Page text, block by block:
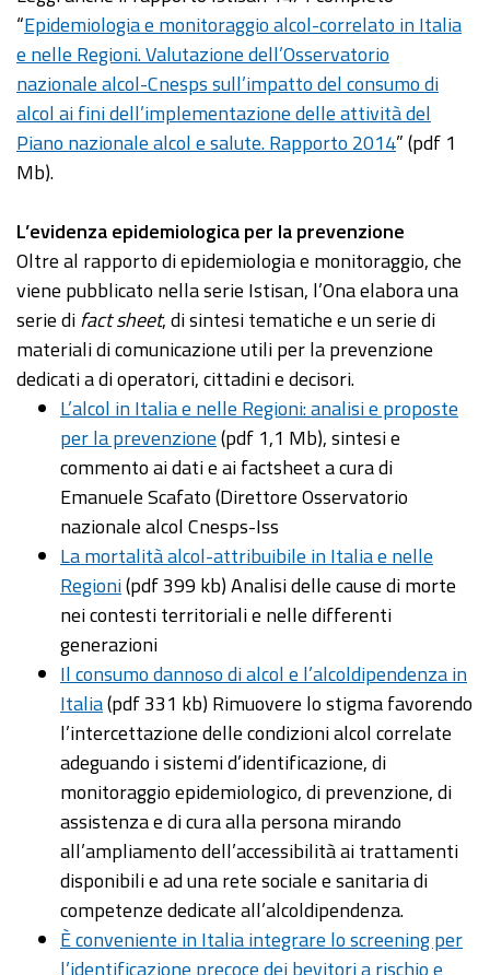
“Epidemiologia e monitoraggio alcol-correlato in Italia
e nelle Regioni. Valutazione dell’Osservatorio
nazionale alcol-Cnesps sull’impatto del consumo di
alcol ai fini dell’implementazione delle attività del
Piano nazionale alcol e salute. Rapporto 2014” (pdf 1
Mb).
L’evidenza epidemiologica per la prevenzione
Oltre al rapporto di epidemiologia e monitoraggio, che
viene pubblicato nella serie Istisan, l’Ona elabora una
serie difact sheet, di sintesi tematiche e un serie di
materiali di comunicazione utili per la prevenzione
dedicati a di operatori, cittadini e decisori.
L’alcol in Italia e nelle Regioni: analisi e proposte
per la prevenzione(pdf 1,1 Mb), sintesi e
commento ai dati e ai factsheet a cura di
Emanuele Scafato (Direttore Osservatorio
nazionale alcol Cnesps-Iss
La mortalità alcol-attribuibile in Italia e nelle
Regioni(pdf 399 kb) Analisi delle cause di morte
nei contesti territoriali e nelle differenti
generazioni
Il consumo dannoso di alcol e l’alcoldipendenza in
Italia(pdf 331 kb) Rimuovere lo stigma favorendo
l’intercettazione delle condizioni alcol correlate
adeguando i sistemi d’identificazione, di
monitoraggio epidemiologico, di prevenzione, di
assistenza e di cura alla persona mirando
all’ampliamento dell’accessibilità ai trattamenti
disponibili e ad una rete sociale e sanitaria di
competenze dedicate all’alcoldipendenza.
È conveniente in Italia integrare lo screening per